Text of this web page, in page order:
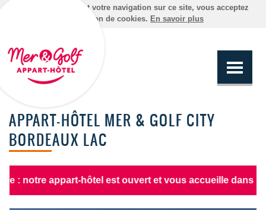
En poursuivant votre navigation sur ce site, vous acceptez
l'utilisation de cookies. En savoir plus
APPART-HÔTEL MER & GOLF CITY
BORDEAUX LAC
appart-hôtel est ouvert et vous accueille dans les